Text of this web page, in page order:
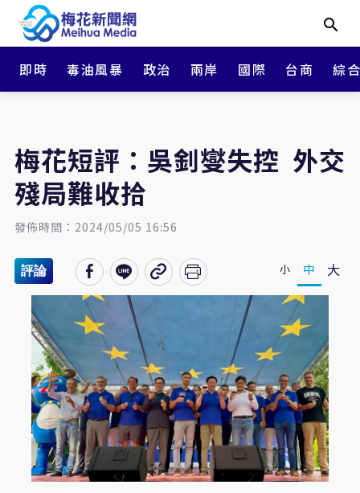
即時 毒油風暴 政治 兩岸 國際 台商 綜
梅花短評：吳釗燮失控 外交
殘局難收拾
發佈時間：2024/05/05 16:56
評論 小 中 大